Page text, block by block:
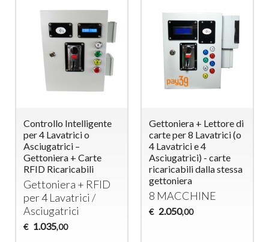
Controllo Intelligente
per 4 Lavatrici o
Asciugatrici –
Gettoniera + Carte
RFID Ricaricabili
Gettoniera + RFID
per 4 Lavatrici /
Asciugatrici
€ 1.035,00
Gettoniera + Lettore di
carte per 8 Lavatrici (o
4 Lavatrici e 4
Asciugatrici) - carte
ricaricabili dalla stessa
gettoniera
8 MACCHINE
€ 2.050,00